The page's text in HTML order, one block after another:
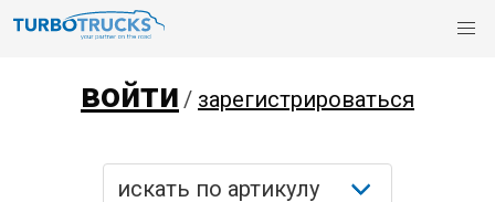
войти / зарегистрироваться